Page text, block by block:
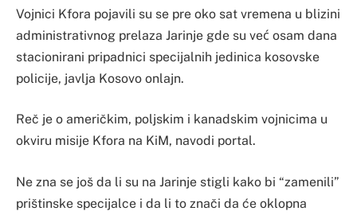
Vojnici Kfora pojavili su se pre oko sat vremena u blizini
administrativnog prelaza Jarinje gde su već osam dana
stacionirani pripadnici specijalnih jedinica kosovske
policije, javlja Kosovo onlajn.
Reč je o američkim, poljskim i kanadskim vojnicima u
okviru misije Kfora na KiM, navodi portal.
Ne zna se još da li su na Jarinje stigli kako bi “zamenili”
prištinske specijalce i da li to znači da će oklopna